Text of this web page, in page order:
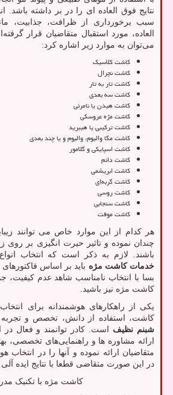
نتایج فوق العاده ‌ای را در بر داشته
سبب برخورداری از ظرافت، جذابیت،
العاده، مورد استقبال متقاضیان قرار
می‌توان به موارد زیر اشاره کرد:
کاشت کلاسیک
کاشت نچرال
کاشت تار به تار
کاشت سه بعدی
کاشت هیدن یا نامرئی
کاشت مژه عروسکی
کاشت ترکیبی یا هیبرید
کاشت مگا والیوم، والیوم و یا چند بعدی
کاشت اسپایکی و گلامور
کاشت دائم
کاشت ابریشمی
کاشت گربه‌ای
کاشت روسی
کاشت سنجابی
کاشت موقت
هر کدام از این موارد خاص می‌ توانند
چندان نموده و تاثیر حیرت انگیزی بر روی
باشند. لازم به ذکر است که انتخاب
خدمات کاشت مژه باید بر اساس
بسا با انتخاب نامناسب شاهد عدم کیفیت،
کاشت مژه نیز باشید.
یکی از راهکارهای هوشمندانه برای
کاشت، استفاده از دانش، تخصص و
شبنم نظیف است. کادر توانمند و فعال در
ارائه مشاوره‌ ها و راهنمایی‌های تخصصی،
متقاضیان ارائه نموده و آنها را در انتخاب
در این صورت متقاضی قطعا با نتایج ایده
کاشت مژه با تکنیک